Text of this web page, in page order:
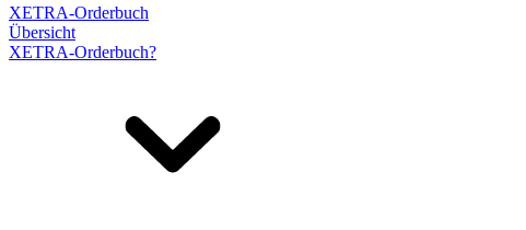
XETRA-Orderbuch
Übersicht
XETRA-Orderbuch?